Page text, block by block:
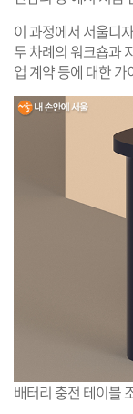
이 과정에서 서울디
두 차례의 워크숍과
업 계약 등에 대한
배터리 충전 테이블